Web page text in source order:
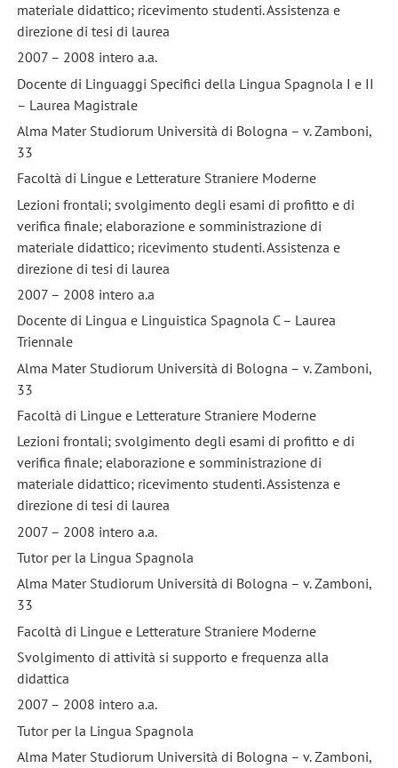
materiale didattico; ricevimento studenti. Assistenza e
direzione di tesi di laurea
2007 – 2008 intero a.a.
Docente di Linguaggi Specifici della Lingua Spagnola I e II
– Laurea Magistrale
Alma Mater Studiorum Università di Bologna – v. Zamboni,
33
Facoltà di Lingue e Letterature Straniere Moderne
Lezioni frontali; svolgimento degli esami di profitto e di
verifica finale; elaborazione e somministrazione di
materiale didattico; ricevimento studenti. Assistenza e
direzione di tesi di laurea
2007 – 2008 intero a.a
Docente di Lingua e Linguistica Spagnola C – Laurea
Triennale
Alma Mater Studiorum Università di Bologna – v. Zamboni,
33
Facoltà di Lingue e Letterature Straniere Moderne
Lezioni frontali; svolgimento degli esami di profitto e di
verifica finale; elaborazione e somministrazione di
materiale didattico; ricevimento studenti. Assistenza e
direzione di tesi di laurea
2007 – 2008 intero a.a.
Tutor per la Lingua Spagnola
Alma Mater Studiorum Università di Bologna – v. Zamboni,
33
Facoltà di Lingue e Letterature Straniere Moderne
Svolgimento di attività si supporto e frequenza alla
didattica
2007 – 2008 intero a.a.
Tutor per la Lingua Spagnola
Alma Mater Studiorum Università di Bologna – v. Zamboni,